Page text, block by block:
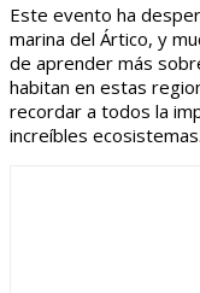
Este evento ha
marina del Ártico, y
de aprender más
habitan en estas
recordar a todos la
increíbles ecosistemas.